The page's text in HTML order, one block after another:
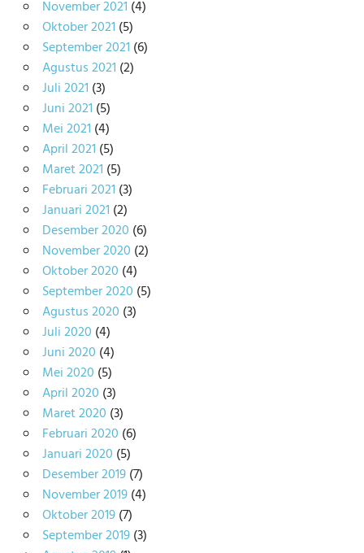
November 2021 (4)
Oktober 2021 (5)
September 2021 (6)
Agustus 2021 (2)
Juli 2021 (3)
Juni 2021 (5)
Mei 2021 (4)
April 2021 (5)
Maret 2021 (5)
Februari 2021 (3)
Januari 2021 (2)
Desember 2020 (6)
November 2020 (2)
Oktober 2020 (4)
September 2020 (5)
Agustus 2020 (3)
Juli 2020 (4)
Juni 2020 (4)
Mei 2020 (5)
April 2020 (3)
Maret 2020 (3)
Februari 2020 (6)
Januari 2020 (5)
Desember 2019(7)
November 2019(4)
Oktober 2019(7)
September 2019(3)